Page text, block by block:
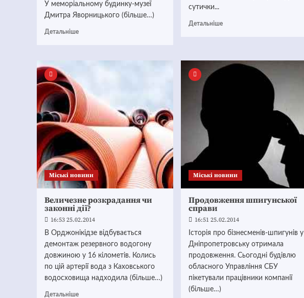
У меморіальному будинку-музеї
Дмитра Яворницького (більше…)
Детальніше
сутички...
Детальніше
Mіські новини
Величезне розкрадання чи
законні дії?
16:53 25.02.2014
В Орджонікідзе відбувається
демонтаж резервного водогону
довжиною у 16 кілометів. Колись
по цій артерії вода з Каховського
водосховища надходила (більше…)
Детальніше
Mіські новини
Продовження шпигунської
справи
16:51 25.02.2014
Історія про бізнесменів-шпигунів у
Дніпропетровську отримала
продовження. Сьогодні будівлю
обласного Управління СБУ
пікетували працівники компанії
(більше…)